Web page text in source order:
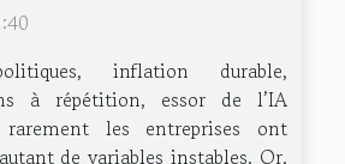
inflation durable,
à répétition, essor de l’IA
les entreprises ont
de variables instables. Or,